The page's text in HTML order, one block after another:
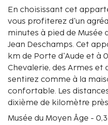
En choisissant cet
vous profiterez d'un
minutes à pied de Musée
Jean Deschamps. Cet appartement se trouve à 0,4
km de Porte d'Aude et à
Chevalerie, des Armes et
sentirez comme à la
confortable. Les
dixième de kilomètre près
Musée du Moyen Âge -